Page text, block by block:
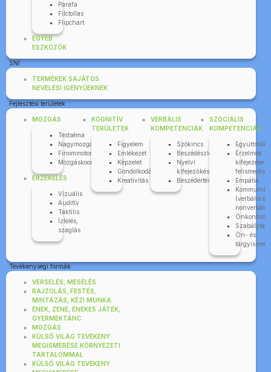
Parafa
Filctollas
Flipchart
EGYÉB
ESZKÖZÖK
SNI
TERMÉKEK SAJÁTOS
NEVELÉSI IGÉNYŰEKNEK
Fejlesztési területek
MOZGÁS
Testséma
Nagymozgás
Finommotorika
Mozgáskoordináció
ÉRZÉKELÉS
Vizuális
Auditív
Taktilis
Ízlelés,
szaglás
KOGNITÍV
TERÜLETEK
Figyelem
Emlékezet
Képzelet
Gondolkodás
Kreativitás
VERBÁLIS
KOMPETENCIÁK
Szókincs
Beszédészlelés
Nyelvi
kifejezőkészség
Beszédértés
SZOCIÁLIS
KOMPETENCIÁK
Érzelmek
kifejezése
felismerése
Empátia
(verbális és
Önkontroll
Ön- és
tárgyismeret
Tevékenységi formák
VERSELÉS, MESÉLÉS
RAJZOLÁS, FESTÉS,
MINTÁZÁS, KÉZI MUNKA
ÉNEK, ZENE, ÉNEKES JÁTÉK,
GYERMEKTÁNC
MOZGÁS
KÜLSŐ VILÁG TEVÉKENY
MEGISMERÉSE KÖRNYEZETI
TARTALOMMAL
KÜLSŐ VILÁG TEVÉKENY